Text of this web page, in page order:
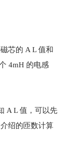
芯的 A L 值和
4mH 的电感
A L 值，可以先
绍的匝数计算